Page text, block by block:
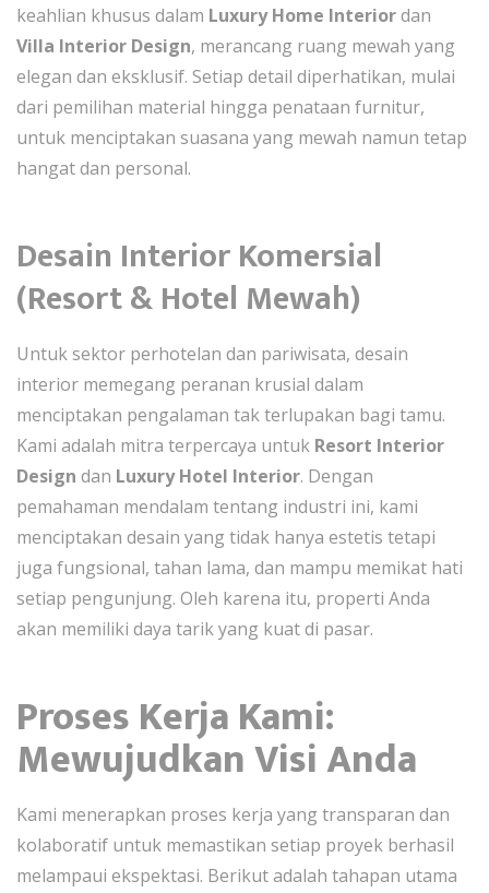
keahlian khusus dalam Luxury Home Interiordan
Villa Interior Design, merancang ruang mewah yang
elegan dan eksklusif. Setiap detail diperhatikan, mulai
dari pemilihan material hingga penataan furnitur,
untuk menciptakan suasana yang mewah namun tetap
hangat dan personal.
Desain Interior Komersial
(Resort & Hotel Mewah)
Untuk sektor perhotelan dan pariwisata, desain
interior memegang peranan krusial dalam
menciptakan pengalaman tak terlupakan bagi tamu.
Kami adalah mitra terpercaya untuk Resort Interior
Design dan Luxury Hotel Interior. Dengan
pemahaman mendalam tentang industri ini, kami
menciptakan desain yang tidak hanya estetis tetapi
juga fungsional, tahan lama, dan mampu memikat hati
setiap pengunjung. Oleh karena itu, properti Anda
akan memiliki daya tarik yang kuat di pasar.
Proses Kerja Kami:
Mewujudkan Visi Anda
Kami menerapkan proses kerja yang transparan dan
kolaboratif untuk memastikan setiap proyek berhasil
melampaui ekspektasi. Berikut adalah tahapan utama